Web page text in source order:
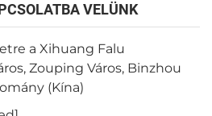
VELÜNK
a Xihuang Falu
Zouping Város, Binzhou
(Kína)